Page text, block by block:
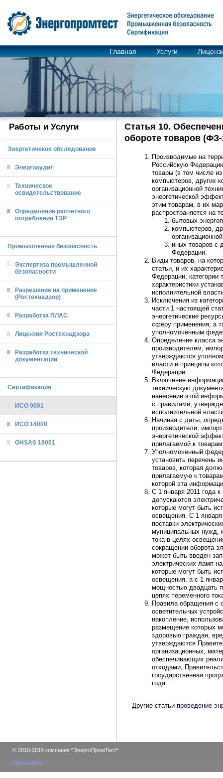
Главная Услуги
Статья 10.
обороте товаров (ФЗ-
Производимые на
Российскую
товары (в том числе
компьютеров, других
организационной
энергетической
этим товарам, в их
распространяется на
бытовых
компьютеров,
иных товаров с
Федерации.
Виды товаров, на
статьи, и их
Федерации, категории
характеристики
исполнительной
Исключения из
части 1 настоящей
энергетические
сферу применения, а
уполномоченным
Определение класса
производителем,
утверждаются
власти и принципы
Федерации.
Включение
техническую
нанесение этой
с правилами,
исполнительной
Начиная с даты,
производители,
энергетической
прилагаемой к
Уполномоченный
установить перечень
товаров, которая
прилагаемую к
которой эта
С 1 января 2011 года
допускаются
которые могут быть
освещения. С 1 января
поставки
муниципальных нужд,
тока в целях
сокращении оборота
может быть введен
электрических ламп
которые могут быть
освещения, а с 1
мощностью двадцать
цепях переменного
Правила обращения с
осветительных
накопление,
размещение которых
здоровью граждан,
утверждаются
организационных,
обеспечивающих
отходами,
государственная
года.
Другие статьи проведение
Работы и Услуги
Энергетичекое обследование
Энергоаудит
Техническое
освидетельствование
Определение расчетного
потребления ТЭР
Промышленная безопасность
Экспертиза промышленной
безопасности
Разрешение на применение
(Ростехнадзор)
Разработка ПЛАС
Лицензия Ростехнадзора
Разработка технической
документации
Сертификация
ИСО 9001
ИСО 14000
OHSAS 18001
© 2010-2019 компания "ЭнергоПромТест"
Карта сайта